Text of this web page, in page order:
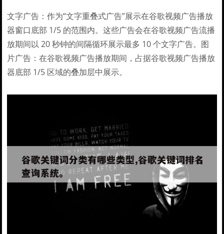
文字广告：作为“文字重叠式广告”展示在谷歌视频广告播放
器窗口底部 1/5 的范围内。这些广告会在谷歌视频广告流播
放期间以 20 秒钟的间隔循环展示最多 10 个文字广告。图
片广告：在谷歌视频广告播放期间，占据谷歌视频广告播放
器底部 1/5 区域的叠加层中展示。